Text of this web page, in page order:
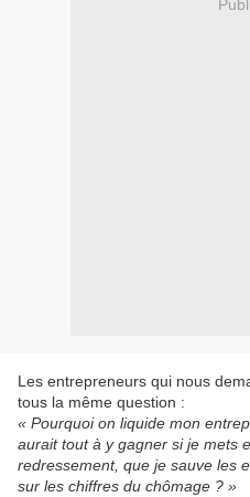
Les entrepreneurs qui nous
tous la même question :
« Pourquoi on liquide mon
aurait tout à y gagner si je mets
redressement, que je sauve les
sur les chiffres du chômage ? »